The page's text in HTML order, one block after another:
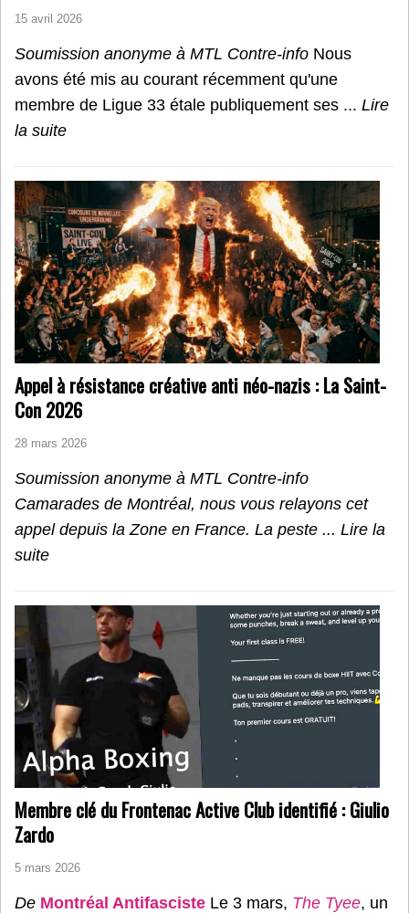
15 avril 2026
Soumission anonyme à MTL Contre-info Nous
avons été mis au courant récemment qu'une
membre de Ligue 33 étale publiquement ses ... Lire
la suite
Appel à résistance créative anti néo-nazis : La Saint-
Con 2026
28 mars 2026
Soumission anonyme à MTL Contre-info
Camarades de Montréal, nous vous relayons cet
appel depuis la Zone en France. La peste ... Lire la
suite
Membre clé du Frontenac Active Club identifié : Giulio
Zardo
5 mars 2026
De Montréal Antifasciste Le 3 mars, The Tyee, un